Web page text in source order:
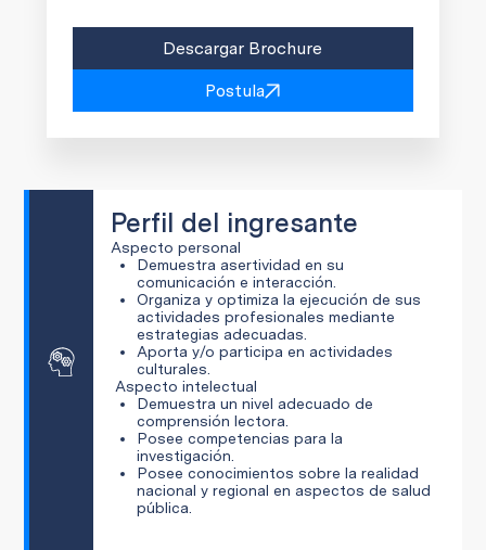
Descargar Brochure
Postula
Perfil del ingresante
Aspecto personal
Demuestra asertividad en su
comunicación e interacción.
Organiza y optimiza la ejecución de sus
actividades profesionales mediante
estrategias adecuadas.
Aporta y/o participa en actividades
culturales.
Aspecto intelectual
Demuestra un nivel adecuado de
comprensión lectora.
Posee competencias para la
investigación.
Posee conocimientos sobre la realidad
nacional y regional en aspectos de salud
pública.